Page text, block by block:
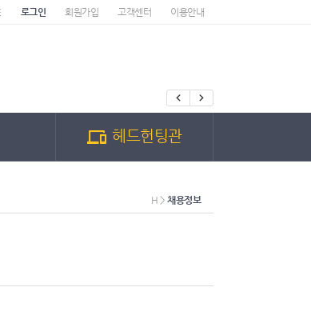
로그인 회원가입 고객센터 이용안내
헤드헌팅관
H > 채용정보